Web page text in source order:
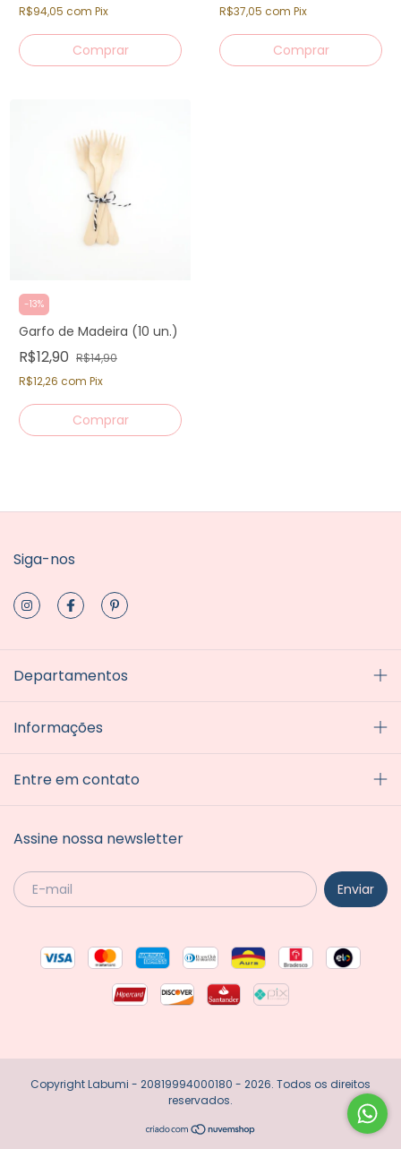
R$94,05 com Pix R$37,05 com Pix
-13%
Garfo de Madeira (10 un.)
R$12,90 R$14,90
R$12,26 com Pix
Siga-nos
Departamentos
Informações
Entre em contato
Assine nossa newsletter
Copyright Labumi - 20819994000180 - 2026. Todos os direitos
reservados.